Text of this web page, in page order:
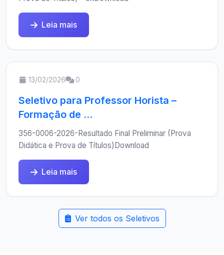
Leia mais
13/02/2026 0
Seletivo para Professor Horista –
Formação de ...
356-0006-2026-Resultado Final Preliminar (Prova
Didática e Prova de Títulos)Download
Leia mais
Ver todos os Seletivos